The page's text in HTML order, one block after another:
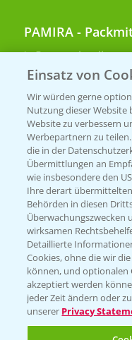
PAMIRA -
Sammelstellen
PRE -
Sammelstellen
Kontakt &
Beratung
T.+49
KONTAKT
Hilfe in
T.+49
Einsatz von
Wir würden gerne
Nutzung dieser Website
Website zu verbessern
Werbepartnern zu
die in der
Übermittlungen an
wie insbesondere den
Ihre derart
Behörden in diesen
Überwachungszwecken
wirksamen
Detaillierte
Cookies, ohne die wir
können, und optionalen
akzeptiert werden
jeder Zeit ändern oder
unserer Privacy